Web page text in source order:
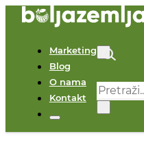
Marketing
Blog
O nama
Kontakt
Pretraga